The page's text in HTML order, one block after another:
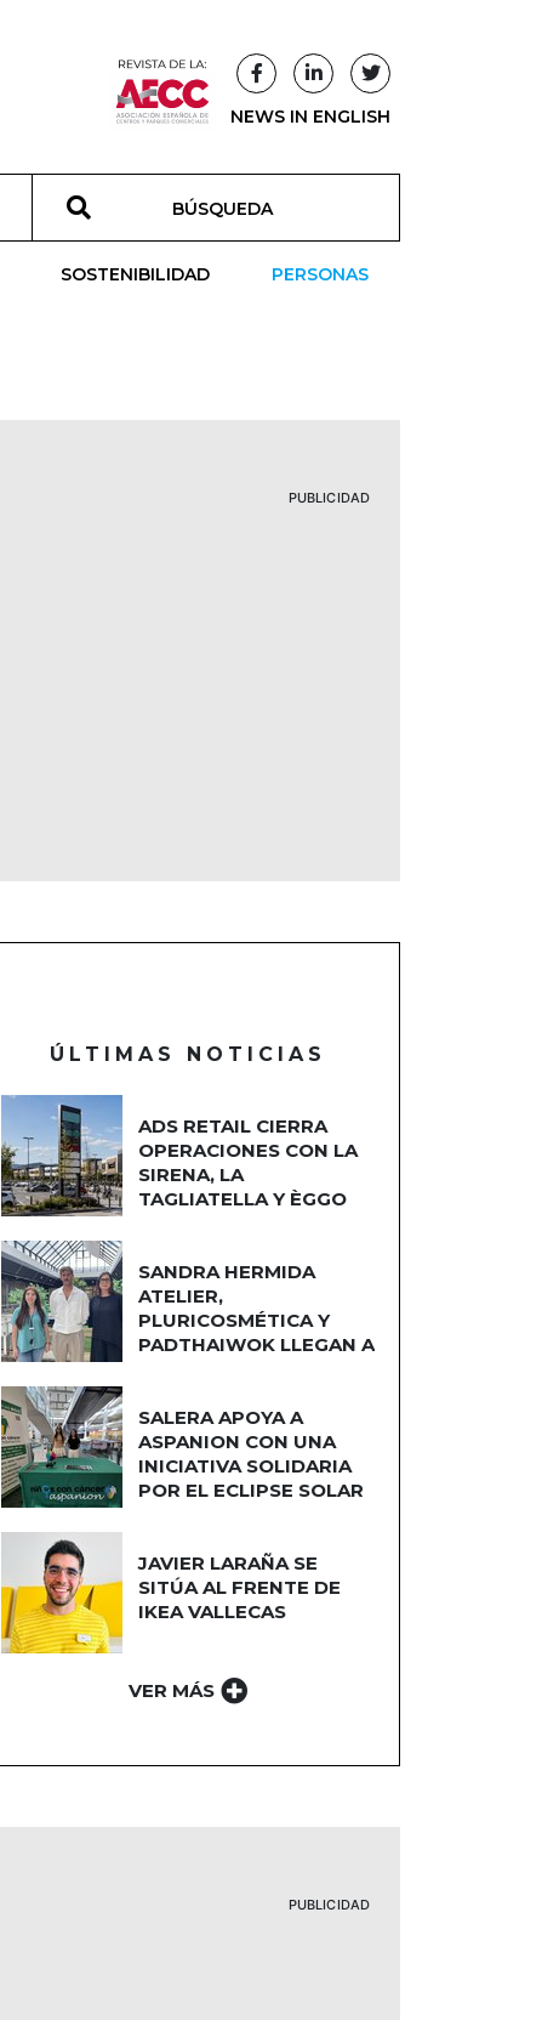
NEWS IN ENGLISH
SOSTENIBILIDAD PERSONAS
PUBLICIDAD
ÚLTIMAS NOTICIAS
ADS RETAIL CIERRA
OPERACIONES CON LA
SIRENA, LA
TAGLIATELLA Y ÈGGO
SANDRA HERMIDA
ATELIER,
PLURICOSMÉTICA Y
PADTHAIWOK LLEGAN A
SALERA APOYA A
ASPANION CON UNA
INICIATIVA SOLIDARIA
POR EL ECLIPSE SOLAR
JAVIER LARAÑA SE
SITÚA AL FRENTE DE
IKEA VALLECAS
VER MÁS
PUBLICIDAD